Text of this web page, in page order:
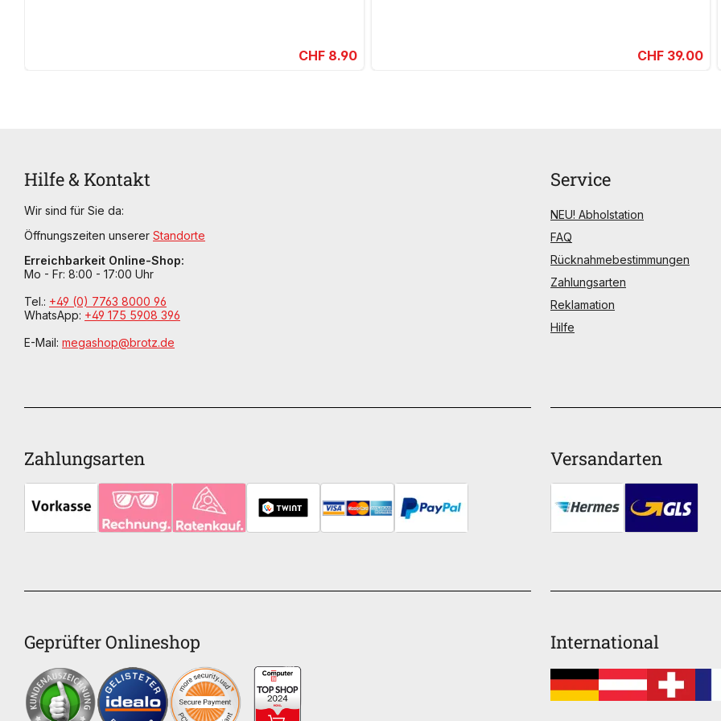
CHF 8.90 CHF 39.00
Hilfe & Kontakt
Wir sind für Sie da:
Öffnungszeiten unserer Standorte
Erreichbarkeit Online-Shop:
Mo - Fr: 8:00 - 17:00 Uhr
Tel.: +49 (0) 7763 8000 96
WhatsApp: +49 175 5908 396
E-Mail: megashop@brotz.de
Geprüfter Onlineshop
Zahlungsarten Versandarten
International
Service
NEU! Abholstation
FAQ
Rücknahmebestimmungen
Zahlungsarten
Reklamation
Hilfe